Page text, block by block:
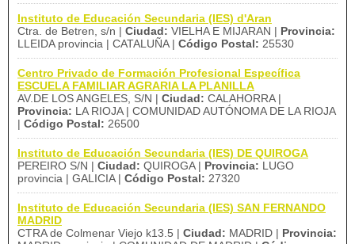
Instituto de Educación Secundaria (IES) d'Aran
Ctra. de Betren, s/n | Ciudad: VIELHA E MIJARAN | Provincia:
LLEIDA provincia | CATALUÑA | Código Postal: 25530
Centro Privado de Formación Profesional Específica
ESCUELA FAMILIAR AGRARIA LA PLANILLA
AV.DE LOS ANGELES, S/N | Ciudad: CALAHORRA |
Provincia: LA RIOJA | COMUNIDAD AUTÓNOMA DE LA RIOJA
| Código Postal: 26500
Instituto de Educación Secundaria (IES) DE QUIROGA
PEREIRO S/N | Ciudad: QUIROGA | Provincia: LUGO
provincia | GALICIA | Código Postal: 27320
Instituto de Educación Secundaria (IES) SAN FERNANDO
MADRID
CTRA de Colmenar Viejo k13.5 | Ciudad: MADRID | Provincia: